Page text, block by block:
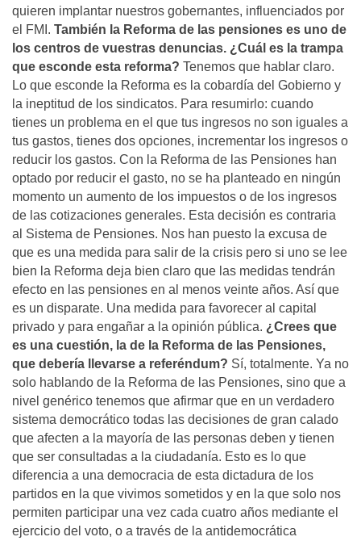
quieren implantar nuestros gobernantes, influenciados por
el FMI. También la Reforma de las pensiones es uno de
los centros de vuestras denuncias. ¿Cuál es la trampa
que esconde esta reforma? Tenemos que hablar claro.
Lo que esconde la Reforma es la cobardí­a del Gobierno y
la ineptitud de los sindicatos. Para resumirlo: cuando
tienes un problema en el que tus ingresos no son iguales a
tus gastos, tienes dos opciones, incrementar los ingresos o
reducir los gastos. Con la Reforma de las Pensiones han
optado por reducir el gasto, no se ha planteado en ningún
momento un aumento de los impuestos o de los ingresos
de las cotizaciones generales. Esta decisión es contraria
al Sistema de Pensiones. Nos han puesto la excusa de
que es una medida para salir de la crisis pero si uno se lee
bien la Reforma deja bien claro que las medidas tendrán
efecto en las pensiones en al menos veinte años. Así­ que
es un disparate. Una medida para favorecer al capital
privado y para engañar a la opinión pública. ¿Crees que
es una cuestión, la de la Reforma de las Pensiones,
que deberí­a llevarse a referéndum? Sí­, totalmente. Ya no
solo hablando de la Reforma de las Pensiones, sino que a
nivel genérico tenemos que afirmar que en un verdadero
sistema democrático todas las decisiones de gran calado
que afecten a la mayorí­a de las personas deben y tienen
que ser consultadas a la ciudadaní­a. Esto es lo que
diferencia a una democracia de esta dictadura de los
partidos en la que vivimos sometidos y en la que solo nos
permiten participar una vez cada cuatro años mediante el
ejercicio del voto, o a través de la antidemocrática